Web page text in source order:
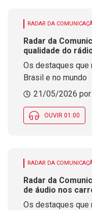
RADAR DA
Radar da
qualidade do
Os destaques que
Brasil e no mundo
21/05/2026 por
OUVIR 01:00
RADAR DA
Radar da
de áudio nos
espaço para
Os destaques que